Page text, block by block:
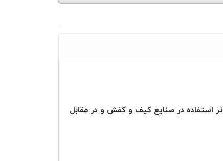
لذا در اثر استفاده در صنایع کیف و کفش و در مقابل